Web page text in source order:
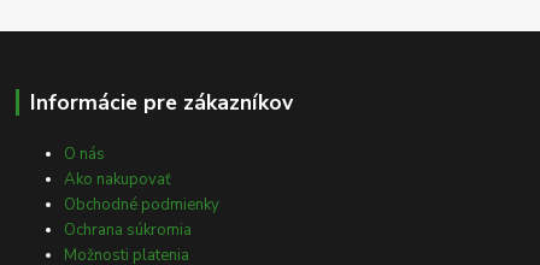
Informácie pre zákazníkov
O nás
Ako nakupovať
Obchodné podmienky
Ochrana súkromia
Možnosti platenia